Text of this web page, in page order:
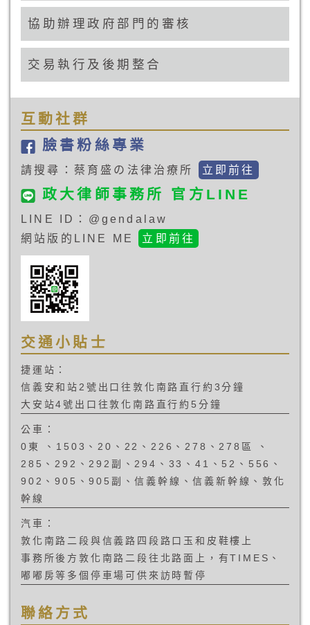
協助辦理政府部門的審核
交易執行及後期整合
互動社群
臉書粉絲專業
請搜尋：蔡育盛の法律治療所 立即前往
政大律師事務所 官方LINE
LINE ID：@gendalaw
網站版的LINE ME
立即前往
交通小貼士
捷運站：
信義安和站2號出口往敦化南路直行約3分鐘
大安站4號出口往敦化南路直行約5分鐘
公車：
0東 、1503、20、22、226、278、278區 、
285、292、292副、294、33、41、52、556、
902、905、905副、信義幹線、信義新幹線、敦化
幹線
汽車：
敦化南路二段與信義路四段路口玉和皮鞋樓上
事務所後方敦化南路二段往北路面上，有TIMES、
嘟嘟房等多個停車場可供來訪時暫停
聯絡方式